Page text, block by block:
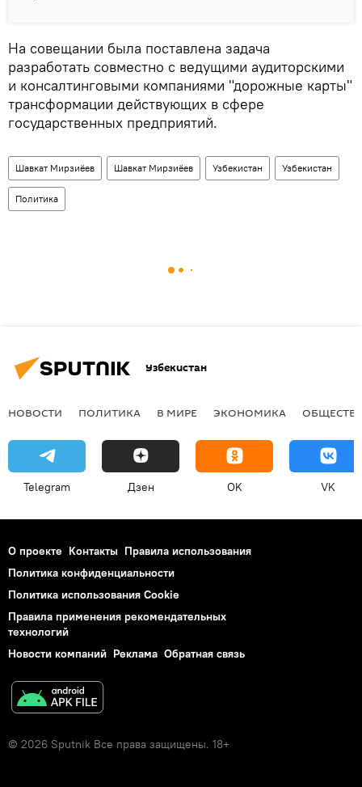
На совещании была поставлена ​​задача
разработать совместно с ведущими аудиторскими
и консалтинговыми компаниями "дорожные карты"
трансформации действующих в сфере
государственных предприятий.
Шавкат Мирзиёев Шавкат Мирзиёев Узбекистан Узбекистан
Политика
Узбекистан
НОВОСТИ ПОЛИТИКА В МИРЕ ЭКОНОМИКА
Telegram Дзен OK VK
О проекте Контакты Правила использования
Политика конфиденциальности
Политика использования Cookie
Правила применения рекомендательных
технологий
Новости компаний Реклама Обратная связь
© 2026 Sputnik Все права защищены. 18+